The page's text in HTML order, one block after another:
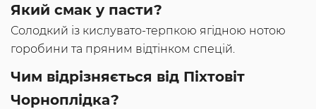
Який смак у пасти?
Солодкий із кислувато-терпкою ягідною нотою
горобини та пряним відтінком спецій.
Чим відрізняється від Піхтовіт
Чорноплідка?